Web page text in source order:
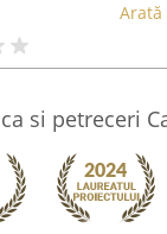
Arată
si petreceri